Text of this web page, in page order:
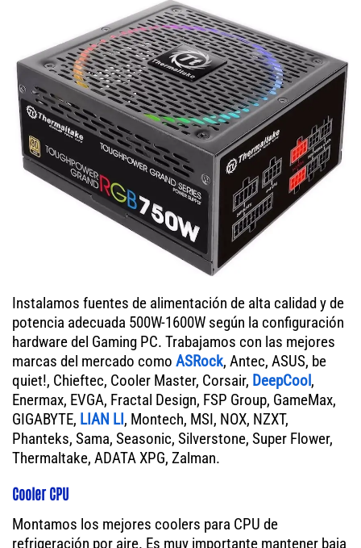
Instalamos fuentes de alimentación de alta calidad y de
potencia adecuada 500W-1600W según la configuración
hardware del Gaming PC. Trabajamos con las mejores
marcas del mercado como ASRock, Antec, ASUS, be
quiet!, Chieftec, Cooler Master, Corsair, DeepCool,
Enermax, EVGA, Fractal Design, FSP Group, GameMax,
GIGABYTE, LIAN LI, Montech, MSI, NOX, NZXT,
Phanteks, Sama, Seasonic, Silverstone, Super Flower,
Thermaltake, ADATA XPG, Zalman.
Cooler CPU
Montamos los mejores coolers para CPU de
refrigeración por aire. Es muy importante mantener baja